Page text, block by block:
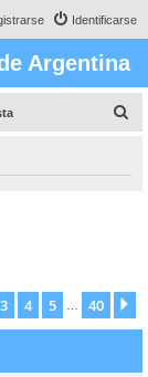
Identificarse
Argentina
de 40
3 4 5 40